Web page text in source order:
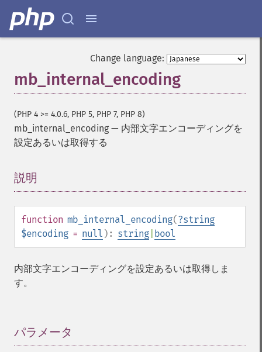
Change language:
mb_internal_encoding
(PHP 4 >= 4.0.6, PHP 5, PHP 7, PHP 8)
mb_internal_encoding — 内部文字エンコーディングを
設定あるいは取得する
説明
function mb_internal_encoding(?string
$encoding = null ): string bool
内部文字エンコーディングを設定あるいは取得しま
す。
パラメータ